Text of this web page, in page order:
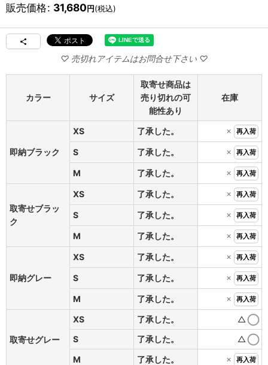
販売価格: 31,680円(税込)
カラー サイズ
取寄せ商品は
売り切れの可
能性あり
在庫
即納ブラック
XS 了承した。 × 再入荷
S 了承した。 × 再入荷
M 了承した。 × 再入荷
取寄せブラッ
ク
XS 了承した。 × 再入荷
S 了承した。 × 再入荷
M 了承した。 × 再入荷
即納グレー
XS 了承した。 × 再入荷
S 了承した。 × 再入荷
M 了承した。 × 再入荷
取寄せグレー
XS 了承した。
△
S
了承した。
△
M
了承した。 × 再入荷